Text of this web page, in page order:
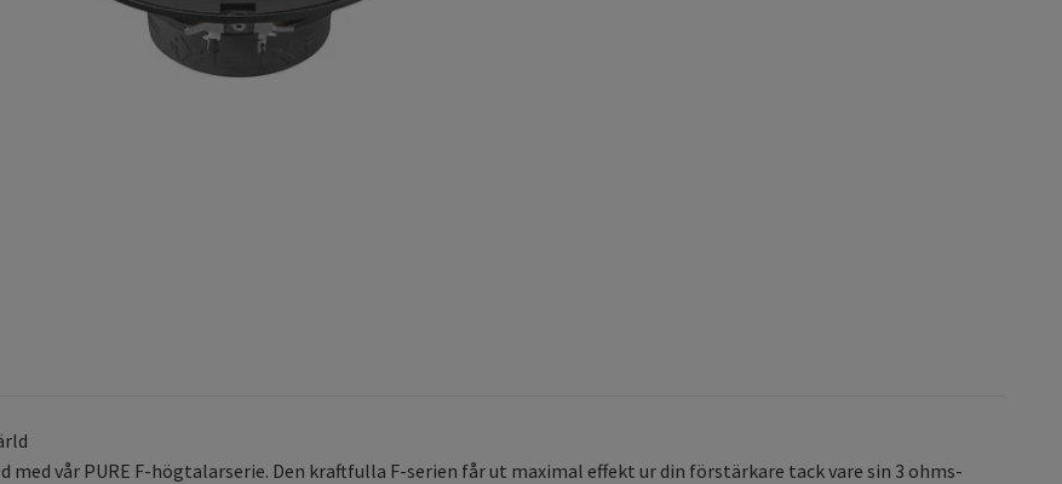
med vår PURE F-högtalarserie. Den kraftfulla F-serien får ut maximal effekt ur din förstärkare tack vare sin 3 ohms-